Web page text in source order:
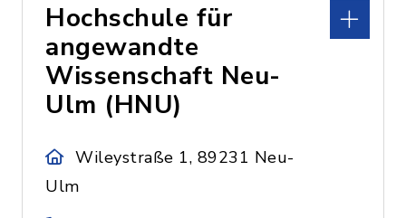
Hochschule für
angewandte
Wissenschaft Neu-
Ulm (HNU)
Wileystraße 1, 89231 Neu-
Ulm